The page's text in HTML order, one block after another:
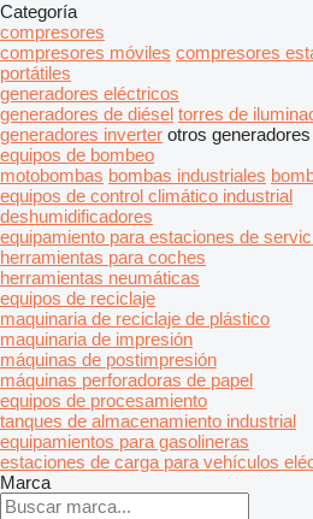
Categoría
compresores
compresores móviles compresores
portátiles
generadores eléctricos
generadores de diésel torres de
generadores inverter otros generadores
equipos de bombeo
motobombas bombas industriales
equipos de control climático industrial
deshumidificadores
equipamiento para estaciones de
herramientas para coches
herramientas neumáticas
equipos de reciclaje
maquinaria de reciclaje de plástico
maquinaria de impresión
máquinas de postimpresión
máquinas perforadoras de papel
equipos de procesamiento
tanques de almacenamiento industrial
equipamientos para gasolineras
estaciones de carga para vehículos
Marca